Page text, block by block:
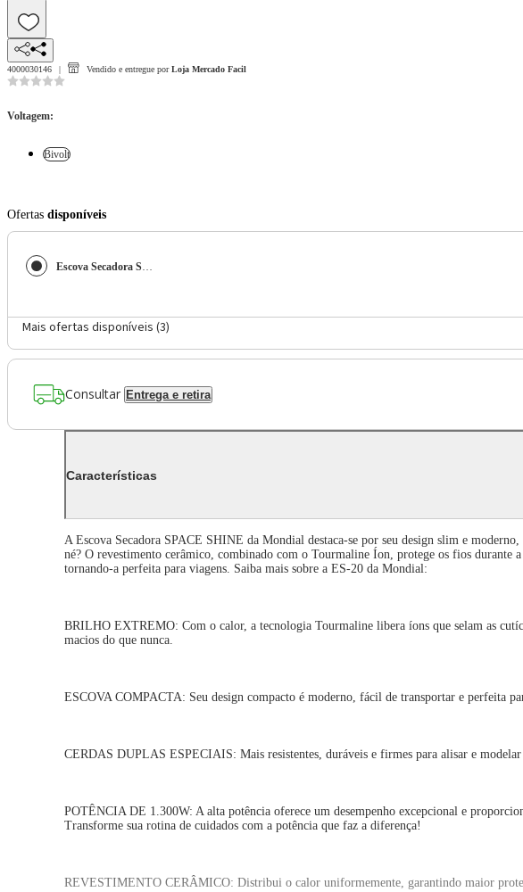
4000030146 Vendido e entregue por Loja Mercado Facil
Voltagem:
Bivolt
Ofertas disponíveis
Escova Secadora Space Shine Mondial Grafite ES-20
Mais ofertas disponíveis (3)
Consultar Entrega e retira
Características
A Escova Secadora SPACE SHINE da Mondial destaca-se por seu design slim e
né? O revestimento cerâmico, combinado com o Tourmaline Íon, protege os fios
tornando-a perfeita para viagens. Saiba mais sobre a ES-20 da Mondial:
BRILHO EXTREMO: Com o calor, a tecnologia Tourmaline libera íons que selam as
macios do que nunca.
ESCOVA COMPACTA: Seu design compacto é moderno, fácil de transportar e perfeita
CERDAS DUPLAS ESPECIAIS: Mais resistentes, duráveis e firmes para alisar e modelar
POTÊNCIA DE 1.300W: A alta potência oferece um desempenho excepcional e
Transforme sua rotina de cuidados com a potência que faz a diferença!
REVESTIMENTO CERÂMICO: Distribui o calor uniformemente, garantindo maior